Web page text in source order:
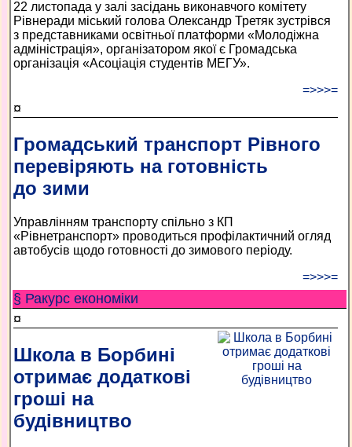
22 листопада у залі засідань виконавчого комітету
Рівнеради міський голова Олександр Третяк зустрівся
з представниками освітньої платформи «Молодіжна
адміністрація», організатором якої є Громадська
організація «Асоціація студентів МЕГУ».
=>>>=
¤
Громадський транспорт Рівного
перевіряють на готовність
до зими
Управлінням транспорту спільно з КП
«Рівнетранспорт» проводиться профілактичний огляд
автобусів щодо готовності до зимового періоду.
=>>>=
§ Ракурс економiки
¤
Школа в Борбині
отримає додаткові
гроші на
будівництво